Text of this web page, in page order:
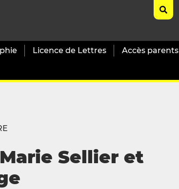
Licence de Lettres Accès parents
Sellier et